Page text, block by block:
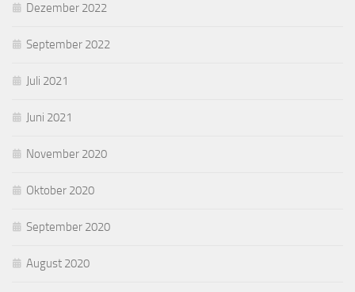
Dezember 2022
September 2022
Juli 2021
Juni 2021
November 2020
Oktober 2020
September 2020
August 2020